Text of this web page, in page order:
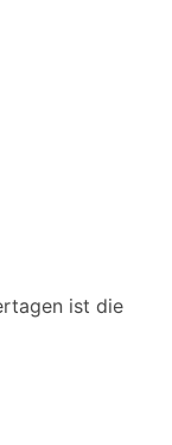
ist die